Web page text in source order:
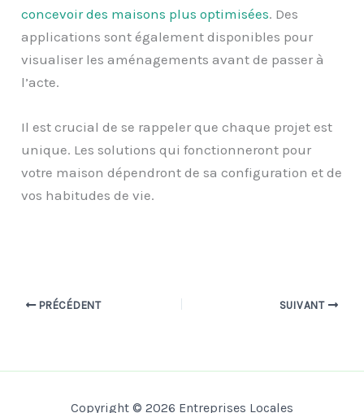
concevoir des maisons plus optimisées. Des
applications sont également disponibles pour
visualiser les aménagements avant de passer à
l’acte.
Il est crucial de se rappeler que chaque projet est
unique. Les solutions qui fonctionneront pour
votre maison dépendront de sa configuration et de
vos habitudes de vie.
PRÉCÉDENT SUIVANT
Copyright © 2026 Entreprises Locales